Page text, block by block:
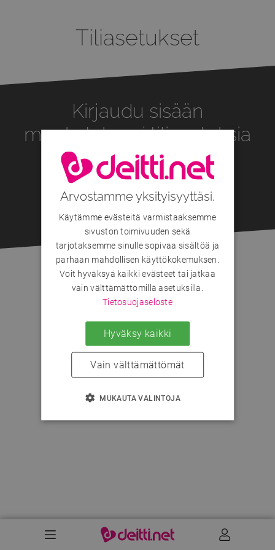
Tiliasetukset
Kirjaudu sisään
muokataksesi tiliasetuksia
Liity nyt!
Onko sinulla jo tunnus? Kirjaudu sisään
Arvostamme yksityisyyttäsi.
Käytämme evästeitä varmistaaksemme
sivuston toimivuuden sekä
tarjotaksemme sinulle sopivaa sisältöä ja
parhaan mahdollisen käyttökokemuksen.
Voit hyväksyä kaikki evästeet tai jatkaa
vain välttämättömillä asetuksilla.
Tietosuojaseloste
Hyväksy kaikki
Vain välttämättömät
MUKAUTA VALINTOJA